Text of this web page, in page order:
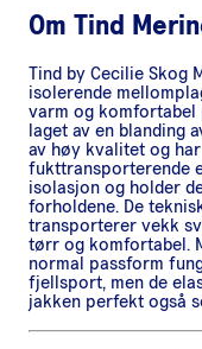
Om Tind
Tind by Cecilie Skog
isolerende
varm og komfortabel
laget av en blanding
av høy kvalitet og
fukttransporterende
isolasjon og holder
forholdene. De
transporterer vekk
tørr og komfortabel.
normal passform
fjellsport, men de
jakken perfekt også